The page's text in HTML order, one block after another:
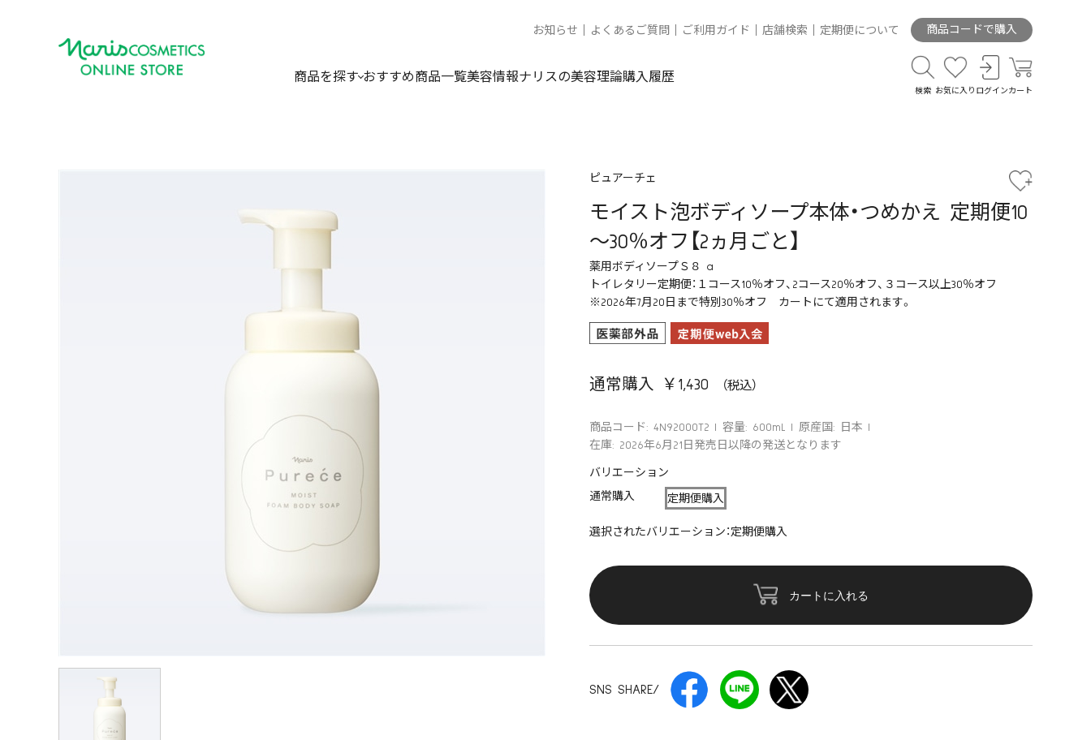
お知らせ よくあるご質問 ご利用ガイド 店舗検索 定期便について 商品コードで購入
商品を探す おすすめ商品一覧美容情報ナリスの美容理論購入履歴
検索 お気に入り ログイン カート
ピュアーチェ
モイスト泡ボディソープ本体・つめかえ 定期便10
～30％オフ【2ヵ月ごと】
薬用ボディソープＳ８ a
トイレタリー定期便：１コース10％オフ、2コース20％オフ、３コース以上30％オフ
※2026年7月20日まで特別30％オフ カートにて適用されます。
通常購入 ￥1,430
商品コード: 4N92000T2 容量: 600mL
原産国: 日本
在庫: 2026年6月21日発売日以降の発送となります
バリエーション
通常購入 定期便購入
選択されたバリエーション：定期便購入
カートに入れる
SNS SHARE/